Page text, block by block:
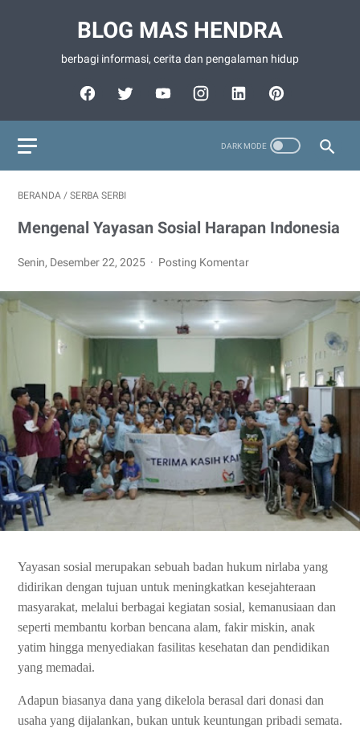
BLOG MAS HENDRA
berbagi informasi, cerita dan pengalaman hidup
BERANDA / SERBA SERBI
Mengenal Yayasan Sosial Harapan Indonesia
Senin, Desember 22, 2025 Posting Komentar
Yayasan sosial merupakan sebuah badan hukum nirlaba yang
didirikan dengan tujuan untuk meningkatkan kesejahteraan
masyarakat, melalui berbagai kegiatan sosial, kemanusiaan dan
seperti membantu korban bencana alam, fakir miskin, anak
yatim hingga menyediakan fasilitas kesehatan dan pendidikan
yang memadai.
Adapun biasanya dana yang dikelola berasal dari donasi dan
usaha yang dijalankan, bukan untuk keuntungan pribadi semata.